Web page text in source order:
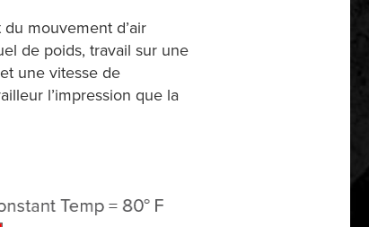
mouvement d’air
de poids, travail sur une
une vitesse de
l’impression que la